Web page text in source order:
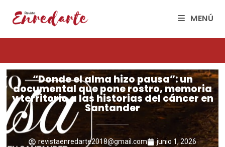
MENÚ
“Donde el alma hizo pausa”: un
documental que pone rostro, memoria
y territorio a las historias del cáncer en
Santander
revistaenredarte2018@gmail.com
junio 1, 2026